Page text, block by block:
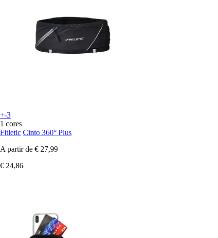
+-3
1 cores
Fitletic Cinto 360° Plus
A partir de € 27,99
€ 24,86